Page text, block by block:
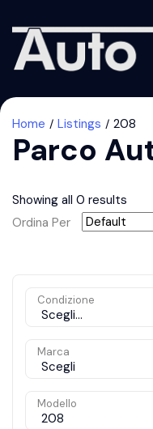
Home Listings 208
Parco
Showing all 0 results
Ordina Per
Condizione
Marca
Modello